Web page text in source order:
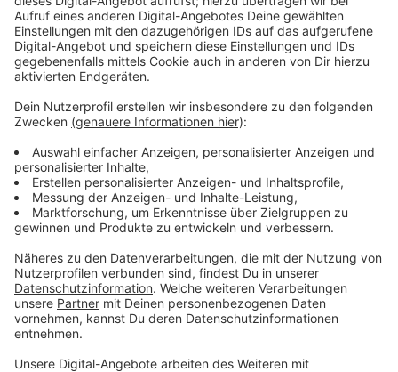
Immer auf dem Laufenden
bleiben!
Verpass' nichts mehr - mit unserem kostenlosen
ANTENNE BAYERN Newsletter. Ob Nachrichten,
Lifestyle oder unsere neuesten Aktionen - wir
informieren dich.
Zum Newsletter anmelden
Du möchtest uns etwas sagen?